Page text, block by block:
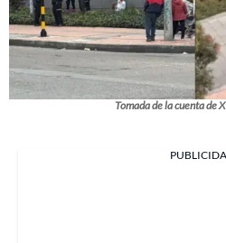
Tomada de la cuenta de